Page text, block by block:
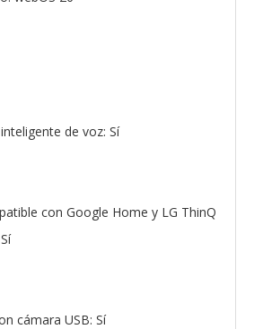
de voz: Sí
con Google Home y LG ThinQ
cámara USB: Sí